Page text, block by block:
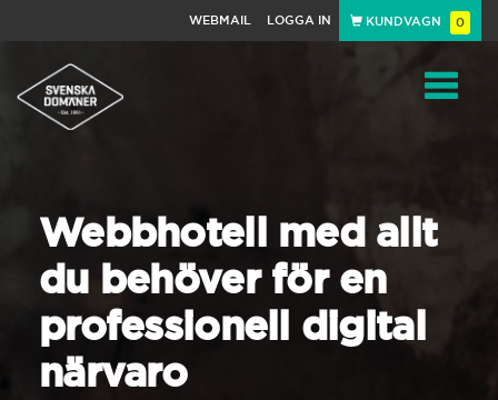
WEBMAIL LOGGA IN KUNDVAGN 0
Webbhotell med allt
du behöver för en
professionell digital
närvaro